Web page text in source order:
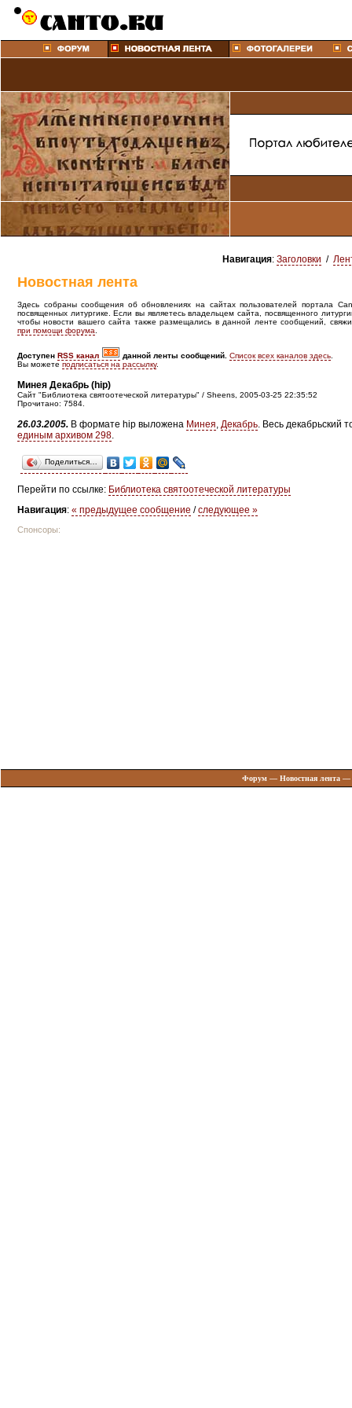
Навигация: Заголовки /
Новостная лента
Здесь собраны сообщения об обновлениях на сайтах пользователей портала
посвященных литургике. Если вы являетесь владельцем сайта, посвященного
чтобы новости вашего сайта также размещались в данной ленте сообщений,
при помощи форума
Доступен RSS канал данной ленты сообщений. Список всех каналов здесь
Вы можете подписаться на рассылку.
Минея Декабрь (hip)
Сайт "Библиотека святоотеческой литературы" / Sheens, 2005-03-25 22:35:52
Прочитано: 7584.
26.03.2005. В формате hip выложена Минея, Декабрь. Весь декабрьский
единым архивом 298.
Поделиться…
Перейти по ссылке: Библиотека святоотеческой литературы
Навигация: « предыдущее сообщение /следующее »
Спонсоры:
Форум— Новостная лента—